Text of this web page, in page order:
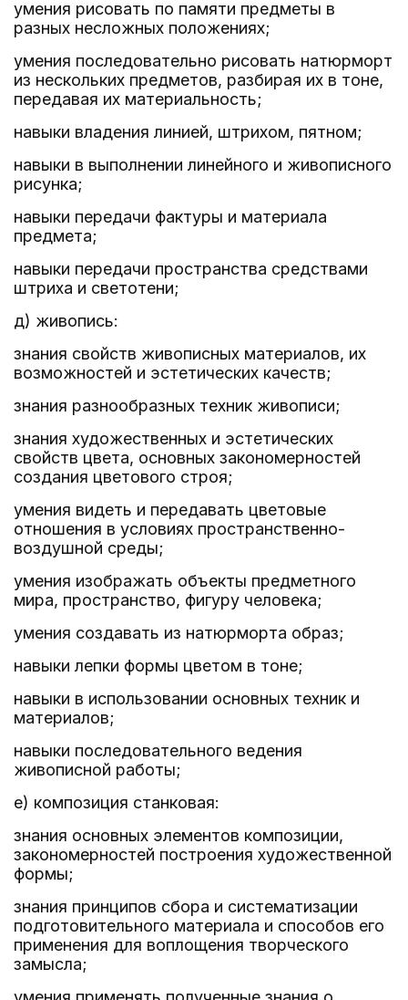
умения рисовать по памяти предметы в
разных несложных положениях;
умения последовательно рисовать натюрморт
из нескольких предметов, разбирая их в тоне,
передавая их материальность;
навыки владения линией, штрихом, пятном;
навыки в выполнении линейного и живописного
рисунка;
навыки передачи фактуры и материала
предмета;
навыки передачи пространства средствами
штриха и светотени;
д) живопись:
знания свойств живописных материалов, их
возможностей и эстетических качеств;
знания разнообразных техник живописи;
знания художественных и эстетических
свойств цвета, основных закономерностей
создания цветового строя;
умения видеть и передавать цветовые
отношения в условиях пространственно-
воздушной среды;
умения изображать объекты предметного
мира, пространство, фигуру человека;
умения создавать из натюрморта образ;
навыки лепки формы цветом в тоне;
навыки в использовании основных техник и
материалов;
навыки последовательного ведения
живописной работы;
е) композиция станковая:
знания основных элементов композиции,
закономерностей построения художественной
формы;
знания принципов сбора и систематизации
подготовительного материала и способов его
применения для воплощения творческого
замысла;